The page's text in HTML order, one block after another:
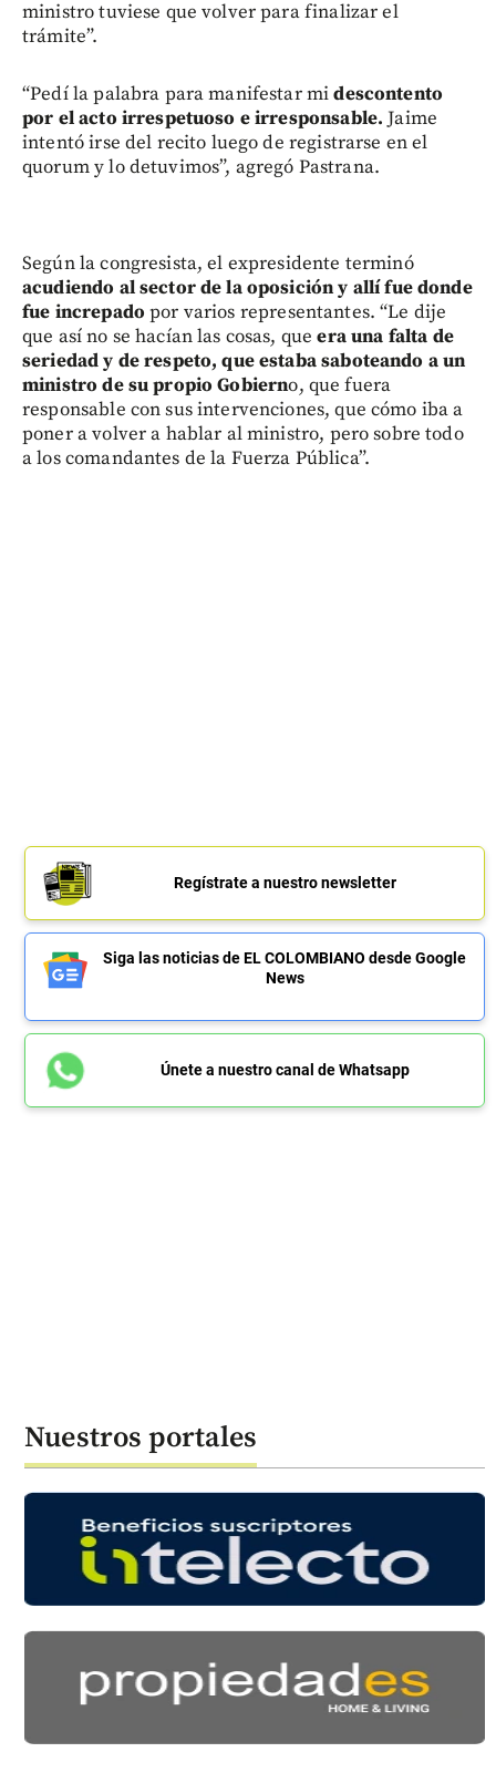
ministro tuviese que volver para finalizar el
trámite”.
“Pedí la palabra para manifestar midescontento
por el acto irrespetuoso e irresponsable. Jaime
intentó irse del recito luego de registrarse en el
quorum y lo detuvimos”, agregó Pastrana.
Según la congresista, el expresidente terminó
acudiendo al sector de la oposición y allí fue donde
fue increpado por varios representantes. “Le dije
que así no se hacían las cosas, que era una falta de
seriedad y de respeto, que estaba saboteando a un
ministro de su propio Gobierno, que fuera
responsable con sus intervenciones, que cómo iba a
poner a volver a hablar al ministro, pero sobre todo
a los comandantes de la Fuerza Pública”.
Regístrate a nuestro newsletter
Siga las noticias de EL COLOMBIANO desde Google
News
Únete a nuestro canal de Whatsapp
Nuestros portales